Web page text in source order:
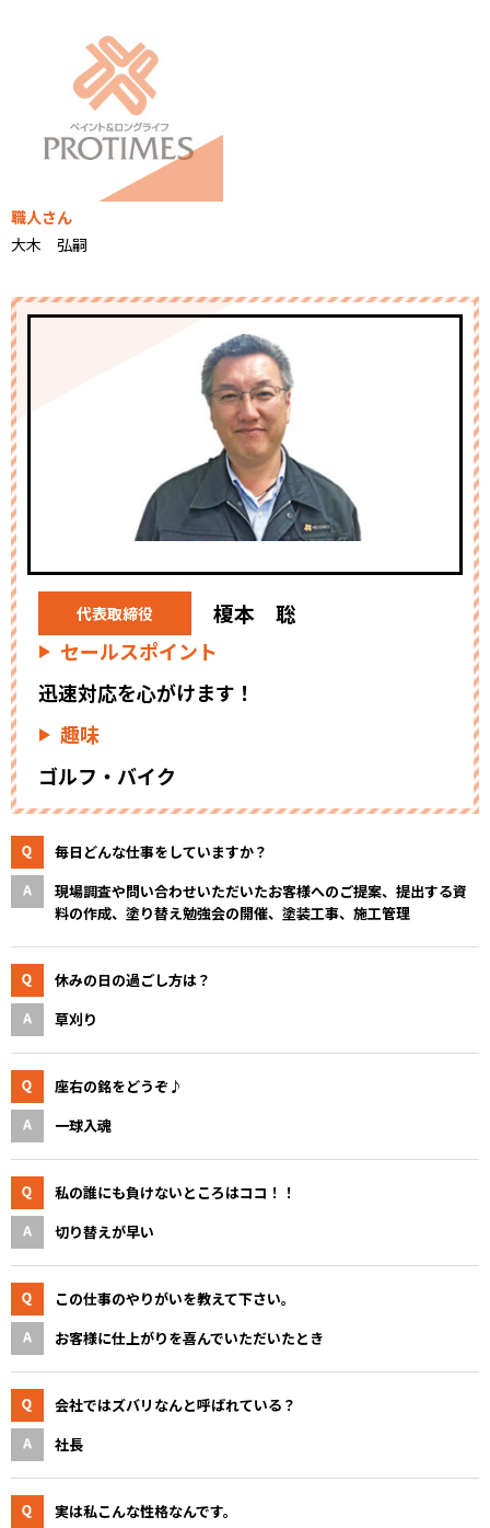
職人さん
大木 弘嗣
代表取締役 榎本 聡
セールスポイント
迅速対応を心がけます！
趣味
ゴルフ・バイク
毎日どんな仕事をしていますか？
現場調査や問い合わせいただいたお客様へのご提案、提出する資
料の作成、塗り替え勉強会の開催、塗装⼯事、施⼯管理
休みの日の過ごし方は？
草刈り
座右の銘をどうぞ♪
一球入魂
私の誰にも負けないところはココ！！
切り替えが早い
この仕事のやりがいを教えて下さい。
お客様に仕上がりを喜んでいただいたとき
会社ではズバリなんと呼ばれている？
社長
実は私こんな性格なんです。